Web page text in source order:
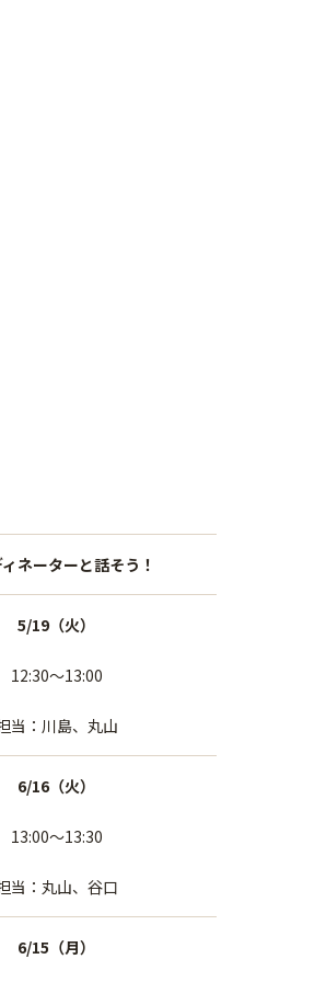
ネーターと話そう！
5/19（火）
12:30～13:00
当：川島、丸山
6/16（火）
13:00～13:30
当：丸山、谷口
6/15（月）